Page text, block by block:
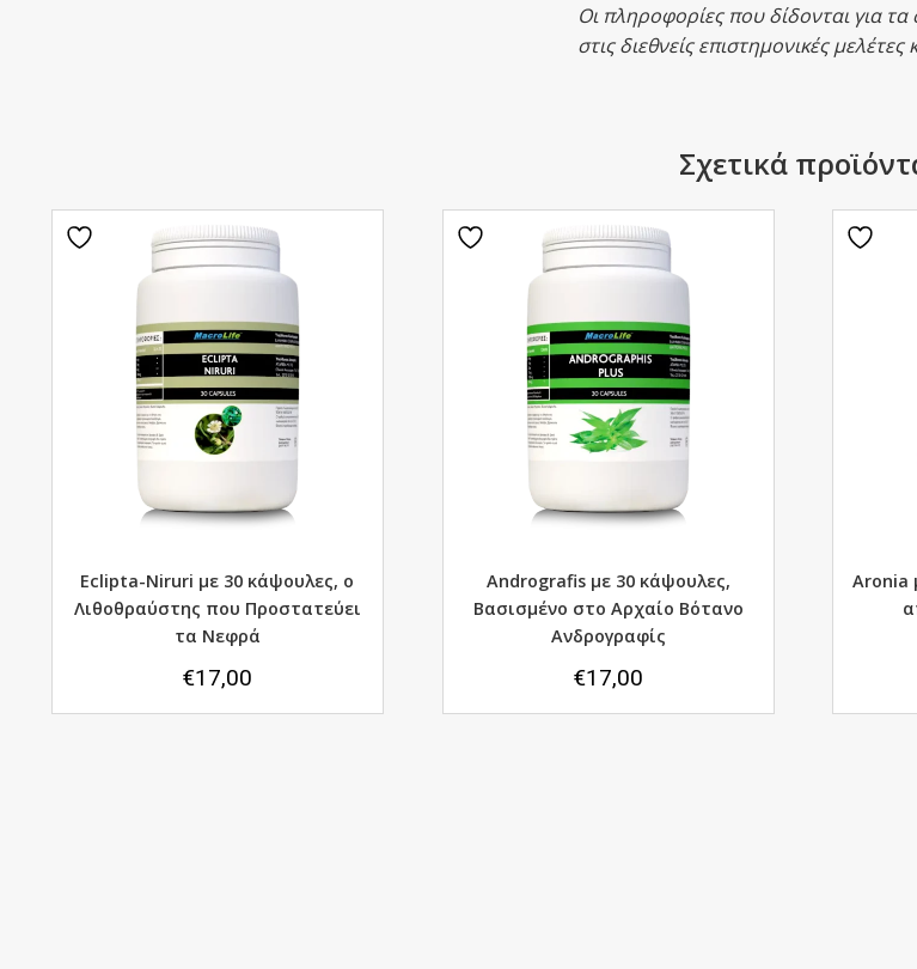
Οι πληροφορίες που δίδονται για
στις διεθνείς επιστημονικές
Σχετικά
Eclipta-Niruri με 30 κάψουλες, ο
Λιθοθραύστης που Προστατεύει
τα Νεφρά
€17,00
Andrografis με 30 κάψουλες,
Bασισμένο στο Aρχαίο Bότανο
Ανδρογραφίς
€17,00
Aronia